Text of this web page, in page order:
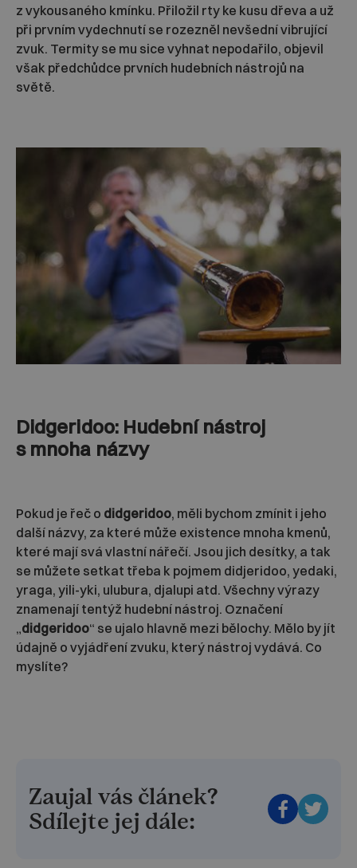
z vykousaného kmínku. Přiložil rty ke kusu dřeva a už
při prvním vydechnutí se rozezněl nevšední vibrující
zvuk. Termity se mu sice vyhnat nepodařilo, objevil
však předchůdce prvních hudebních nástrojů na
světě.
Didgeridoo: Hudební nástroj
s mnoha názvy
Pokud je řeč o didgeridoo, měli bychom zmínit i jeho
další názvy, za které může existence mnoha kmenů,
které mají svá vlastní nářečí. Jsou jich desítky, a tak
se můžete setkat třeba k pojmem didjeridoo, yedaki,
yraga, yili-yki, ulubura, djalupi atd. Všechny výrazy
znamenají tentýž hudební nástroj. Označení
„didgeridoo“ se ujalo hlavně mezi bělochy. Mělo by jít
údajně o vyjádření zvuku, který nástroj vydává. Co
myslíte?
Zaujal vás článek?
Sdílejte jej dále: